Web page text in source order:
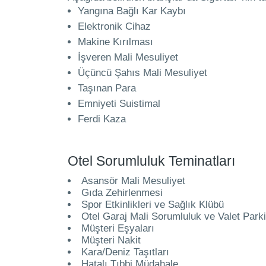
Yangına Bağlı Kar Kaybı
Elektronik Cihaz
Makine Kırılması
İşveren Mali Mesuliyet
Üçüncü Şahıs Mali Mesuliyet
Taşınan Para
Emniyeti Suistimal
Ferdi Kaza
Otel Sorumluluk Teminatları
Asansör Mali Mesuliyet
Gıda Zehirlenmesi
Spor Etkinlikleri ve Sağlık Klübü
Otel Garaj Mali Sorumluluk ve Valet
Müşteri Eşyaları
Müşteri Nakit
Kara/Deniz Taşıtları